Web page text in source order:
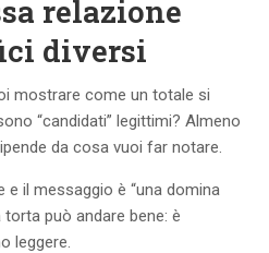
relazione
diversi
mostrare come un totale si
“candidati” legittimi? Almeno
da cosa vuoi far notare.
il messaggio è “una domina
può andare bene: è
leggere.